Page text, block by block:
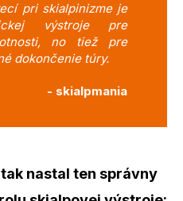
pri skialpinizme je
výstroje pre
no tiež pre
dokončenie túry.
- skialpmania
nastal ten správny